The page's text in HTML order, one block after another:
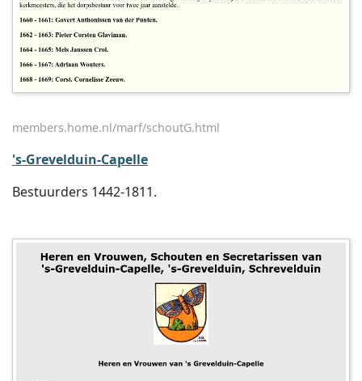
members.home.nl/marf/schoutG.html
's-Grevelduin-Capelle
Bestuurders 1442-1811.